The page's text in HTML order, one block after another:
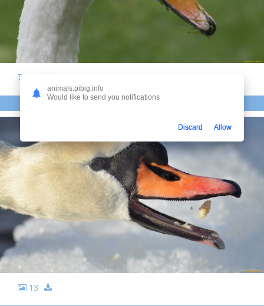
КЛЮВ ЛЕБЕДЯ
13
animals.pibig.info
Would like to send you notifications
Discard Allow